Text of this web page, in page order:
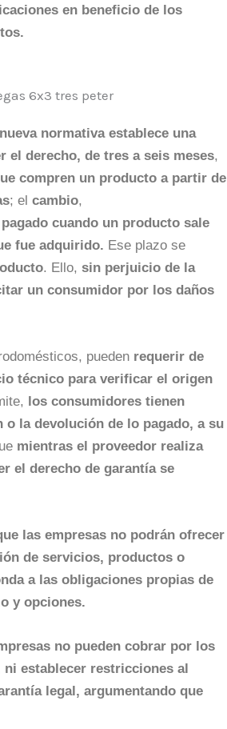
en beneficio de los
normativa establece una
el derecho, de tres a seis meses,
compren un producto a partir de
; el cambio,
cuando un producto sale
fue adquirido. Ese plazo se
. Ello, sin perjuicio de la
un consumidor por los daños
pueden requerir de
técnico para verificar el origen
los consumidores tienen
la devolución de lo pagado, a su
mientras el proveedor realiza
el derecho de garantía se
las empresas no podrán ofrecer
de servicios, productos o
a las obligaciones propias de
y opciones.
no pueden cobrar por los
establecer restricciones al
legal, argumentando que